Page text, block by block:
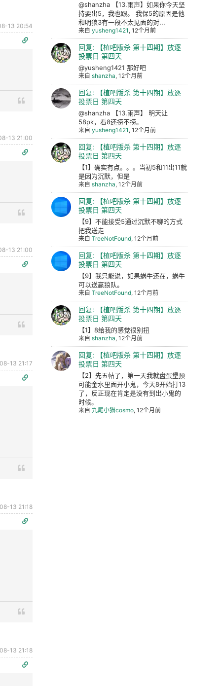
13 20:54
13 21:00
13 21:00
13 21:17
13 21:18
13 21:18
@shanzha 【13.雨声】如果你今天坚
持要出5，我也跟。 我保5的原因是他
和明狼3有一段不太见面的对...
来自 yusheng1421 , 12个月前
回复: 【植吧版杀 第十四期】放逐
投票日 第四天
@yusheng1421 那好吧
来自 shanzha, 12个月前
回复: 【植吧版杀 第十四期】放逐
投票日 第四天
@shanzha 【13.雨声】 明天让
58pk，看8还捞不捞。
来自 yusheng1421 , 12个月前
回复: 【植吧版杀 第十四期】放逐
投票日 第四天
【1】确实有点。。。当初5和11出11就
是因为沉默，但是
来自 shanzha, 12个月前
回复: 【植吧版杀 第十四期】放逐
投票日 第四天
【9】不能接受5通过沉默不聊的方式
把我送走
来自 TreeNotFound, 12个月前
回复: 【植吧版杀 第十四期】放逐
投票日 第四天
【9】我只能说，如果蜗牛还在，蜗牛
可以送赢狼队。
来自 TreeNotFound, 12个月前
回复: 【植吧版杀 第十四期】放逐
投票日 第四天
【1】8给我的感觉很别扭
来自 shanzha, 12个月前
回复: 【植吧版杀 第十四期】放逐
投票日 第四天
【2】先五帖了，第一天我就盘蛋堡预
可能金水里面开小鬼，今天8开始打13
了，反正现在肯定是没有到出小鬼的
时候。
来自 九尾小猫cosmo, 12个月前